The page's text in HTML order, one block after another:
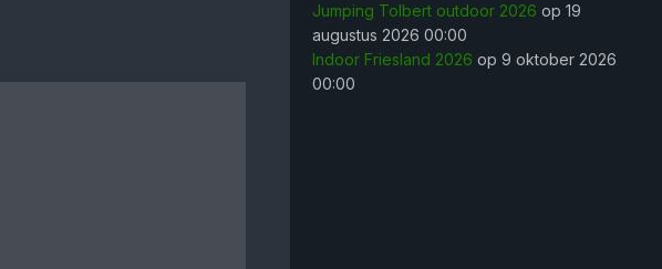
Jumping Tolbert outdoor 2026 op 19
augustus 2026 00:00
Indoor Friesland 2026 op 9 oktober 2026
00:00